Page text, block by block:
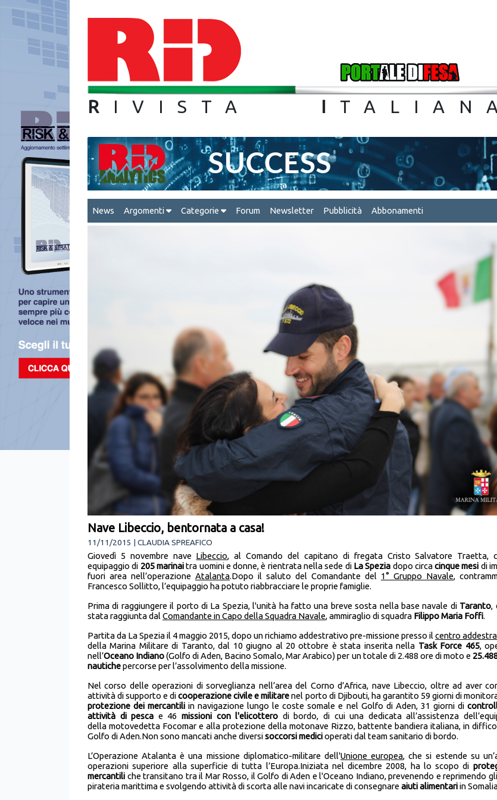
R IVISTA I
News Argomenti Categorie Forum Newsletter Pubblicità Abbonamenti
Nave Libeccio, bentornata a casa!
11/11/2015 | CLAUDIA SPREAFICO
Giovedì 5 novembre nave Libeccio, al Comando del capitano di fregata Cristo Salvatore Traetta,
equipaggio di 205 marinaitra uomini e donne, è rientrata nella sede di La Spezia dopo circacinque mesi di
fuori area nell’operazione Atalanta.Dopo il saluto del Comandante del 1° Gruppo Navale,
Francesco Sollitto, l’equipaggio ha potuto riabbracciare le proprie famiglie.
Prima di raggiungere il porto di La Spezia, l'unità ha fatto una breve sosta nella base navale di Taranto,
stata raggiunta dal Comandante in Capo della Squadra Navale, ammiraglio di squadra Filippo Maria Foffi.
Partita da La Spezia il 4 maggio 2015, dopo un richiamo addestrativo pre-missione presso il centro
della Marina Militare di Taranto, dal 10 giugno al 20 ottobre è stata inserita nella Task Force 465,
nell’Oceano Indiano(Golfo di Aden, Bacino Somalo, Mar Arabico) per un totale di 2.488 ore di moto e
nautichepercorse per l’assolvimento della missione.
Nel corso delle operazioni di sorveglianza nell’area del Corno d’Africa, nave Libeccio, oltre ad aver
attività di supporto e dicooperazione civile e militarenel porto di Djibouti, ha garantito 59 giorni di
protezione dei mercantili in navigazione lungo le coste somale e nel Golfo di Aden, 31 giorni di
attività di pesca e 46missioni con l'elicottero di bordo, di cui una dedicata all’assistenza
della motovedetta Focomar e alla protezione della motonave Rizzo, battente bandiera italiana, in
Golfo di Aden.Non sono mancati anche diversisoccorsi medicioperati dal team sanitario di bordo.
L’Operazione Atalanta è una missione diplomatico-militare dell'Unione europea, che si estende su
operazioni superiore alla superficie di tutta l’Europa.Iniziata nel dicembre 2008, ha lo scopo di
mercantili che transitano tra il Mar Rosso, il Golfo di Aden e l'Oceano Indiano, prevenendo e reprimendo
pirateria marittima e svolgendo attività di scorta alle navi incaricate di consegnare aiuti alimentariin